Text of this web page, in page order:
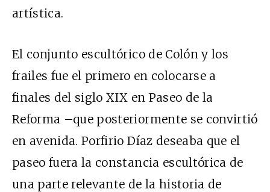
artística.
El conjunto escultórico de Colón y los
frailes fue el primero en colocarse a
finales del siglo XIX en Paseo de la
Reforma –que posteriormente se convirtió
en avenida. Porfirio Díaz deseaba que el
paseo fuera la constancia escultórica de
una parte relevante de la historia de